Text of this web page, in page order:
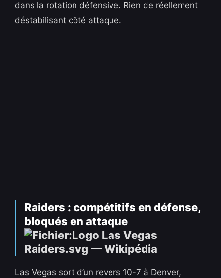
dans la rotation défensive. Rien de réellement
déstabilisant côté attaque.
Raiders : compétitifs en défense,
bloqués en attaque
Las Vegas sort d’un revers 10-7 à Denver,